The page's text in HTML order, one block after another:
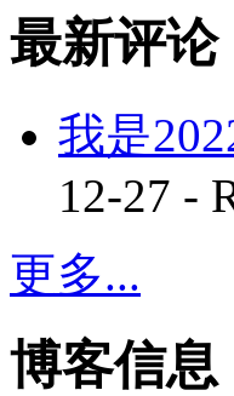
最新评论
我是
12-27 -
更多...
博客信息